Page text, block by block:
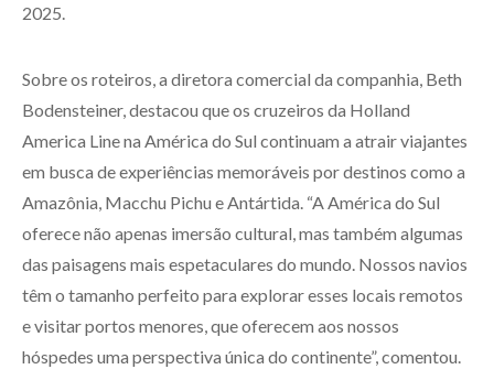
2025.
Sobre os roteiros, a diretora comercial da companhia, Beth
Bodensteiner, destacou que os cruzeiros da Holland
America Line na América do Sul continuam a atrair viajantes
em busca de experiências memoráveis por destinos como a
Amazônia, Macchu Pichu e Antártida. “A América do Sul
oferece não apenas imersão cultural, mas também algumas
das paisagens mais espetaculares do mundo. Nossos navios
têm o tamanho perfeito para explorar esses locais remotos
e visitar portos menores, que oferecem aos nossos
hóspedes uma perspectiva única do continente”, comentou.